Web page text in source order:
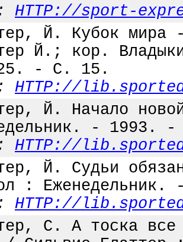
HTTP://sport-
Й. Кубок мира
Й.; кор.
- С. 15.
HTTP://
Й. Начало
-
HTTP://
Й. Судьи
:
HTTP://
С. А тоска